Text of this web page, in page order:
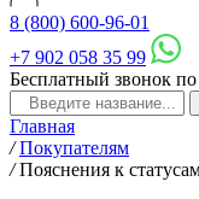
8 (800) 600-96-01
+7 902 058 35 99
Бесплатный звонок
Главная
/ Покупателям
/ Пояснения к